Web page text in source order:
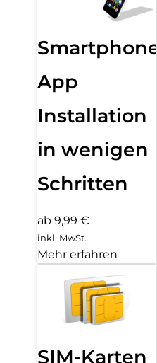
Smartphone
App
Installation
in wenigen
Schritten
ab 9,99 €
inkl. MwSt.
Mehr erfahren
SIM-Karten